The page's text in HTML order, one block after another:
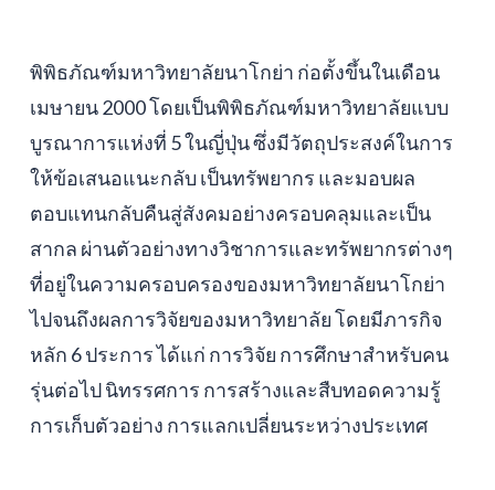
พิพิธภัณฑ์มหาวิทยาลัยนาโกย่า ก่อตั้งขึ้นในเดือน
เมษายน 2000 โดยเป็นพิพิธภัณฑ์มหาวิทยาลัยแบบ
บูรณาการแห่งที่ 5 ในญี่ปุ่น ซึ่งมีวัตถุประสงค์ในการ
ให้ข้อเสนอแนะกลับ เป็นทรัพยากร และมอบผล
ตอบแทนกลับคืนสู่สังคมอย่างครอบคลุมและเป็น
สากล ผ่านตัวอย่างทางวิชาการและทรัพยากรต่างๆ
ที่อยู่ในความครอบครองของมหาวิทยาลัยนาโกย่า
ไปจนถึงผลการวิจัยของมหาวิทยาลัย โดยมีภารกิจ
หลัก 6 ประการ ได้แก่ การวิจัย การศึกษาสำหรับคน
รุ่นต่อไป นิทรรศการ การสร้างและสืบทอดความรู้
การเก็บตัวอย่าง การแลกเปลี่ยนระหว่างประเทศ